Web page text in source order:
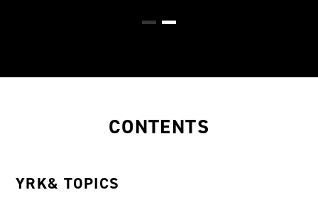
CONTENTS
YRK& TOPICS